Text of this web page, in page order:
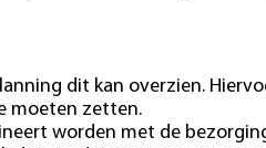
dit kan overzien.
moeten zetten.
worden met de